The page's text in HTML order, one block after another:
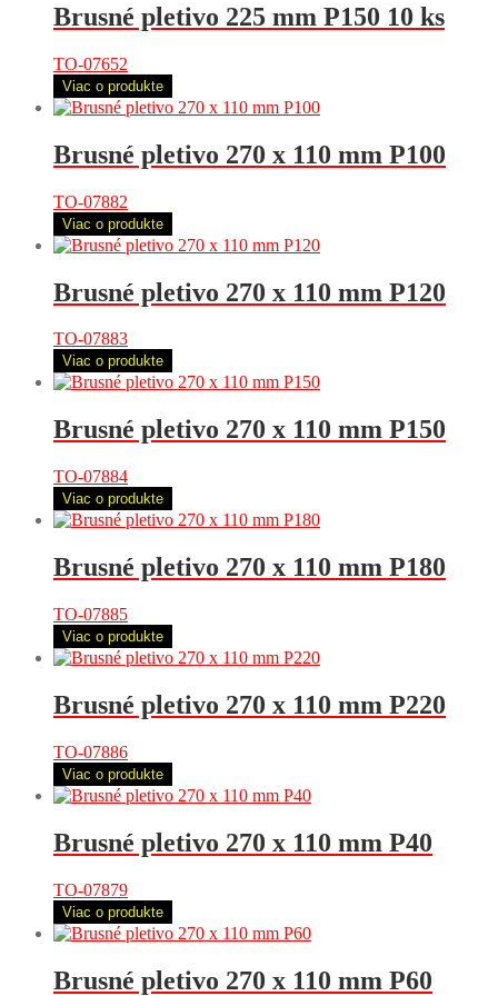
Brusné pletivo 225 mm P150 10 ks
TO-07652
Viac o produkte
Brusné pletivo 270 x 110 mm P100
TO-07882
Viac o produkte
Brusné pletivo 270 x 110 mm P120
TO-07883
Viac o produkte
Brusné pletivo 270 x 110 mm P150
TO-07884
Viac o produkte
Brusné pletivo 270 x 110 mm P180
TO-07885
Viac o produkte
Brusné pletivo 270 x 110 mm P220
TO-07886
Viac o produkte
Brusné pletivo 270 x 110 mm P40
TO-07879
Viac o produkte
Brusné pletivo 270 x 110 mm P60